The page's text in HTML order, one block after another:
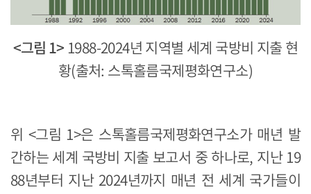
<그림 1>1988-2024년 지역별 세계 국방비 지출 현
황(출처: 스톡홀름국제평화연구소)
위 <그림 1>은 스톡홀름국제평화연구소가 매년 발
간하는 세계 국방비 지출 보고서 중 하나로, 지난 19
88년부터 지난 2024년까지 매년 전 세계 국가들이